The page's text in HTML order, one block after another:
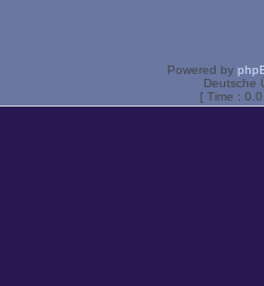
Powered by
Deutsche
[ Time :